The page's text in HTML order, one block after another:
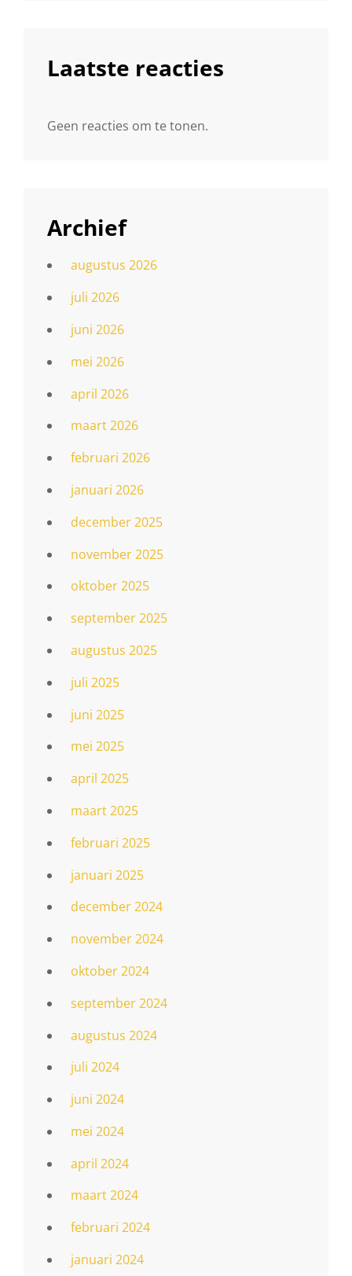
Laatste reacties
Geen reacties om te tonen.
Archief
augustus 2026
juli 2026
juni 2026
mei 2026
april 2026
maart 2026
februari 2026
januari 2026
december 2025
november 2025
oktober 2025
september 2025
augustus 2025
juli 2025
juni 2025
mei 2025
april 2025
maart 2025
februari 2025
januari 2025
december 2024
november 2024
oktober 2024
september 2024
augustus 2024
juli 2024
juni 2024
mei 2024
april 2024
maart 2024
februari 2024
januari 2024